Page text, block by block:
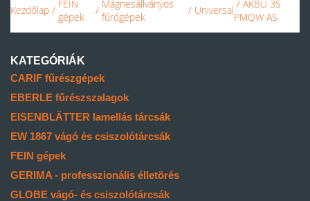
Kezdőlap / FEIN
gépek
/ Mágnesállványos
fúrógépek
/ Universal / AKBU 35
PMQW AS
KATEGÓRIÁK
CARIF fűrészgépek
EBERLE fűrészszalagok
EISENBLÄTTER lamellás tárcsák
EW 1867 vágó és csiszolótárcsák
FEIN gépek
GERIMA - professzionális élletörés
GLOBE vágó- és csiszolótárcsák